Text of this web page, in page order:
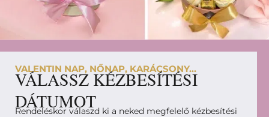
VALENTIN NAP, NŐNAP, KARÁCSONY...
VÁLASSZ KÉZBESÍTÉSI
DÁTUMOT
Rendeléskor válaszd ki a neked megfelelő kézbesítési